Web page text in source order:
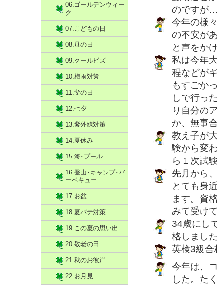
のですが
今年の様
の不安が
と声をか
私は今年
程などが
もすごか
しで行っ
り自分の
か、無事
教え子が
験から変
ら１次試
先月から
とても身
ます。資
みて受け
34歳にし
格しまし
英検3級合
今年は、
した。た
06.ゴールデンウィー
ク
07.こどもの日
08.母の日
09.クールビズ
10.梅雨対策
11.父の日
12.七夕
13.紫外線対策
14.夏休み
15.海･プール
16.登山･キャンプ･バ
ーベキュー
17.お盆
18.夏バテ対策
19.この夏の思い出
20.敬老の日
21.秋のお彼岸
22.お月見